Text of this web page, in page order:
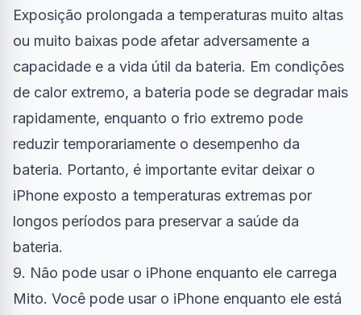
Exposição prolongada a temperaturas muito altas
ou muito baixas pode afetar adversamente a
capacidade e a vida útil da bateria. Em condições
de calor extremo, a bateria pode se degradar mais
rapidamente, enquanto o frio extremo pode
reduzir temporariamente o desempenho da
bateria. Portanto, é importante evitar deixar o
iPhone exposto a temperaturas extremas por
longos períodos para preservar a saúde da
bateria.
9. Não pode usar o iPhone enquanto ele carrega
Mito. Você pode usar o iPhone enquanto ele está